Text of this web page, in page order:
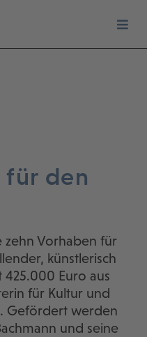
für den
Vorhaben für
künstlerisch
Euro aus
für Kultur und
Gefördert werden
und seine